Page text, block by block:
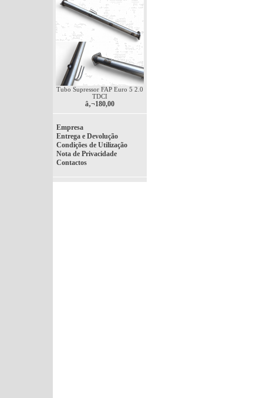
Tubo Supressor FAP Euro 5 2.0
TDCI
â‚¬180,00
Empresa
Entrega e Devolução
Condições de Utilização
Nota de Privacidade
Contactos